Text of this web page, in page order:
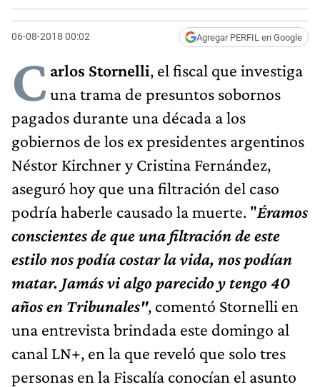
06-08-2018 00:02 Agregar PERFIL en Google
C arlos Stornelli, el fiscal que investiga
una trama de presuntos sobornos
pagados durante una década a los
gobiernos de los ex presidentes argentinos
Néstor Kirchner y Cristina Fernández,
aseguró hoy que una filtración del caso
podría haberle causado la muerte. "Éramos
conscientes de que una filtración de este
estilo nos podía costar la vida, nos podían
matar. Jamás vi algo parecido y tengo 40
años en Tribunales", comentó Stornelli en
una entrevista brindada este domingo al
canal LN+, en la que reveló que solo tres
personas en la Fiscalía conocían el asunto